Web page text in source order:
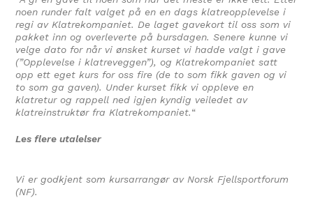
noen runder falt valget på en en dags klatreopplevelse i
regi av Klatrekompaniet. De laget gavekort til oss som vi
pakket inn og overleverte på bursdagen. Senere kunne vi
velge dato for når vi ønsket kurset vi hadde valgt i gave
(”Opplevelse i klatreveggen”), og Klatrekompaniet satt
opp ett eget kurs for oss fire (de to som fikk gaven og vi
to som ga gaven). Under kurset fikk vi oppleve en
klatretur og rappell ned igjen kyndig veiledet av
klatreinstruktør fra Klatrekompaniet.“
Les flere utalelser
Vi er godkjent som kursarrangør av Norsk Fjellsportforum
(NF).